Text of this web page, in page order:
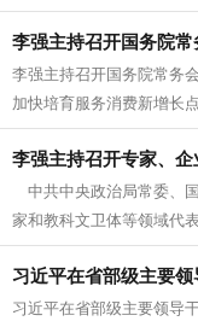
系列重要讲话和重要指示
李强主持召开国务院
农民工工资支付有关工
李强主持召开国务院常务
加快培育服务消费新增长
障农民工工资支付有关工
李强主持召开专家、
对政府工作报告、“十
中共中央政治局常委、
家和教科文卫体等领域代
五”规划纲要（草案）》两
习近平在省部级主要
习近平在省部级主要领导